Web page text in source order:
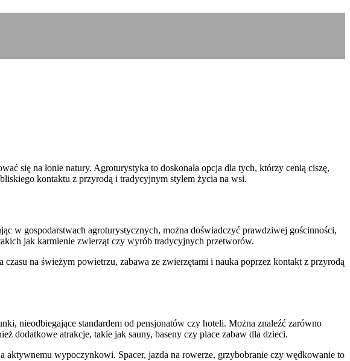
się na łonie natury. Agroturystyka to doskonała opcja dla tych, którzy cenią ciszę,
kontaktu z przyrodą i tradycyjnym stylem życia na wsi.
w gospodarstwach agroturystycznych, można doświadczyć prawdziwej gościnności,
jak karmienie zwierząt czy wyrób tradycyjnych przetworów.
na świeżym powietrzu, zabawa ze zwierzętami i nauka poprzez kontakt z przyrodą
nieodbiegające standardem od pensjonatów czy hoteli. Można znaleźć zarówno
dodatkowe atrakcje, takie jak sauny, baseny czy place zabaw dla dzieci.
aktywnemu wypoczynkowi. Spacer, jazda na rowerze, grzybobranie czy wędkowanie to